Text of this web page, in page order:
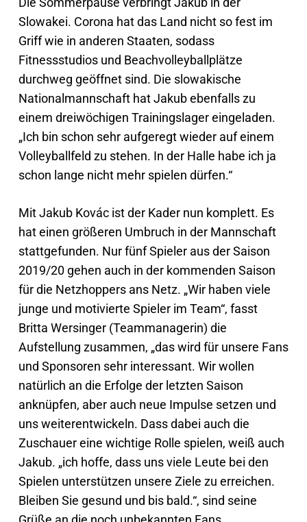
Slowakei. Corona hat das Land nicht so fest im
Griff wie in anderen Staaten, sodass
Fitnessstudios und Beachvolleyballplätze
durchweg geöffnet sind. Die slowakische
Nationalmannschaft hat Jakub ebenfalls zu
einem dreiwöchigen Trainingslager eingeladen.
„Ich bin schon sehr aufgeregt wieder auf einem
Volleyballfeld zu stehen. In der Halle habe ich ja
schon lange nicht mehr spielen dürfen.“
Mit Jakub Kovác ist der Kader nun komplett. Es
hat einen größeren Umbruch in der Mannschaft
stattgefunden. Nur fünf Spieler aus der Saison
2019/20 gehen auch in der kommenden Saison
für die Netzhoppers ans Netz. „Wir haben viele
junge und motivierte Spieler im Team“, fasst
Britta Wersinger (Teammanagerin) die
Aufstellung zusammen, „das wird für unsere Fans
und Sponsoren sehr interessant. Wir wollen
natürlich an die Erfolge der letzten Saison
anknüpfen, aber auch neue Impulse setzen und
uns weiterentwickeln. Dass dabei auch die
Zuschauer eine wichtige Rolle spielen, weiß auch
Jakub. „ich hoffe, dass uns viele Leute bei den
Spielen unterstützen unsere Ziele zu erreichen.
Bleiben Sie gesund und bis bald.“, sind seine